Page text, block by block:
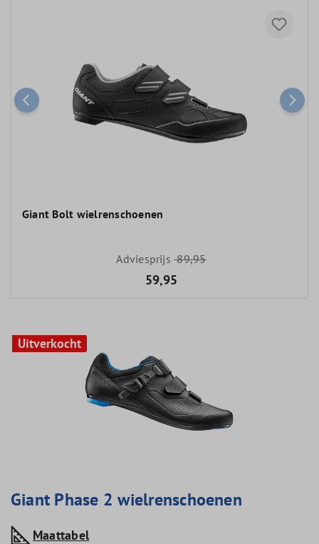
Giant Bolt wielrenschoenen
Adviesprijs89,95
59,95
Uitverkocht
Uitverkocht
Giant Phase 2 wielrenschoenen
Maattabel